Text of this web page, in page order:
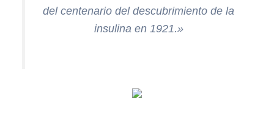
del centenario del descubrimiento de la
insulina en 1921.»